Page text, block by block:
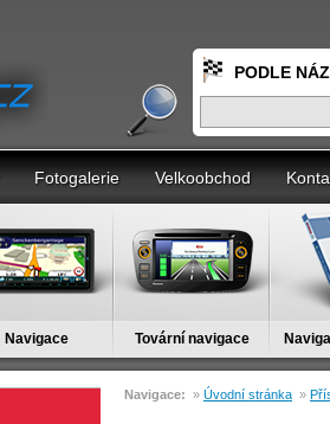
PODLE
Fotogalerie Velkoobchod
Navigace Tovární navigace
Navigace: » Úvodní stránka »